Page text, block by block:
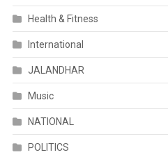
Health & Fitness
International
JALANDHAR
Music
NATIONAL
POLITICS